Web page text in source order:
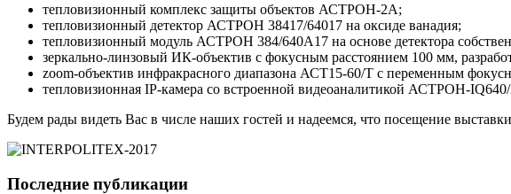
тепловизионный комплекс защиты объектов АСТРОН-2А;
тепловизионный детектор АСТРОН 38417/64017 на оксиде ванадия;
тепловизионный модуль АСТРОН 384/640А17 на основе детектора
зеркально-линзовый ИК-объектив с фокусным расстоянием 100 мм,
zoom-объектив инфракрасного диапазона АСТ15-60/Т с переменным
тепловизионная IP-камера со встроенной видеоаналитикой АСТРОН-
Будем рады видеть Вас в числе наших гостей и надеемся, что посещение
Последние публикации